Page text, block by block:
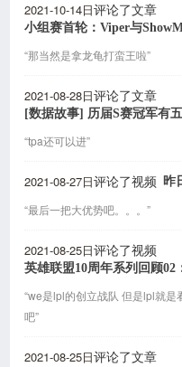
2021-10-14日评论了文章
小组赛首轮：Viper与
“那当然是拿龙龟打蛮王啦”
2021-08-28日评论了文章
“tpa还可以进”
2021-08-27日评论了视频 昨
“最后一把大优势吧。。。”
2021-08-25日评论了视频
英雄联盟10周年系列回顾02
“we是lpl的创立战队 但是lpl就
吧”
2021-08-25日评论了文章